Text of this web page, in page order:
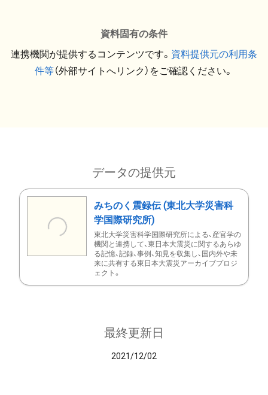
資料固有の条件
連携機関が提供するコンテンツです。 資料提供元の利用条
件等（外部サイトへリンク）をご確認ください。
データの提供元
みちのく震録伝 (東北大学災害科
学国際研究所)
東北大学災害科学国際研究所による、産官学の
機関と連携して、東日本大震災に関するあらゆ
る記憶、記録、事例、知見を収集し、国内外や未
来に共有する東日本大震災アーカイブプロジ
ェクト。
最終更新日
2021/12/02